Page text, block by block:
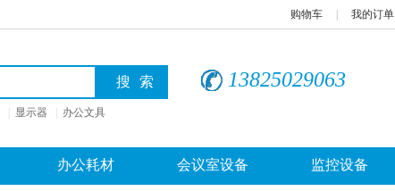
购物车 我的订单
显示器 办公文具
13825029063
办公耗材 会议室设备 监控设备